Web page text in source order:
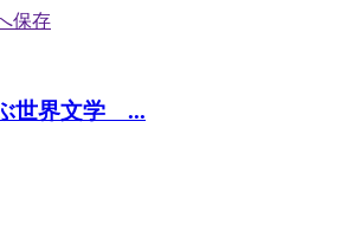
世界文学 ...